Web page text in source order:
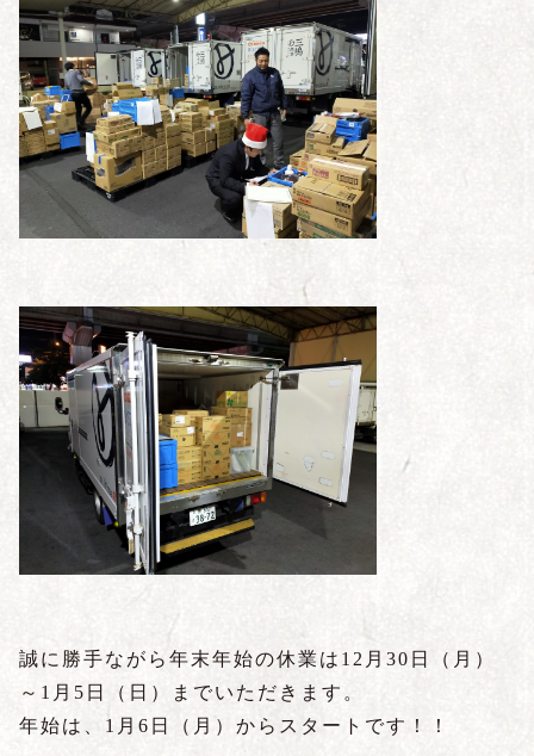
誠に勝手ながら年末年始の休業は 12 月 30 日（月）
～ 1 月 5 日（日）までいただきます。
年始は、 1 月 6 日（月）からスタートです！！